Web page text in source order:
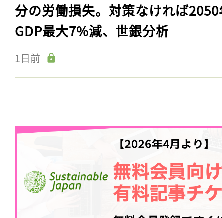
分の労働損失。対策なければ
GDP最大7%減、世銀分析
1日前